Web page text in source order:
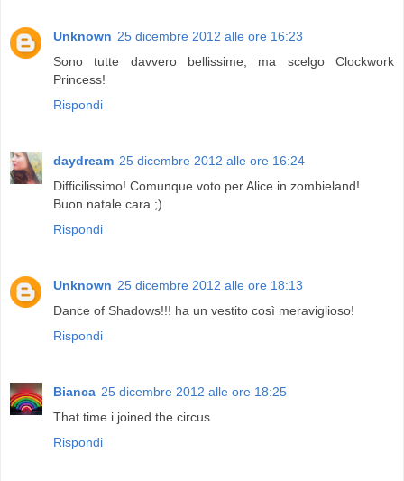
Unknown 25 dicembre 2012 alle ore 16:23
Sono tutte davvero bellissime, ma scelgo Clockwork
Princess!
Rispondi
daydream 25 dicembre 2012 alle ore 16:24
Difficilissimo! Comunque voto per Alice in zombieland!
Buon natale cara ;)
Rispondi
Unknown 25 dicembre 2012 alle ore 18:13
Dance of Shadows!!! ha un vestito così meraviglioso!
Rispondi
Bianca 25 dicembre 2012 alle ore 18:25
That time i joined the circus
Rispondi